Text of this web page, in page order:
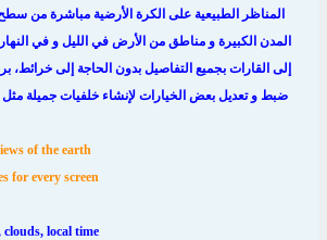
المناظر الطبيعية على الكرة الأرضية مباشرة من
المدن الكبيرة و مناطق من الأرض في الليل و في
إلى القارات بجميع التفاصيل بدون الحاجة إلى
ضبط و تعديل بعض الخيارات لإنشاء خلفيات جميلة
of the earth
for every screen
local time